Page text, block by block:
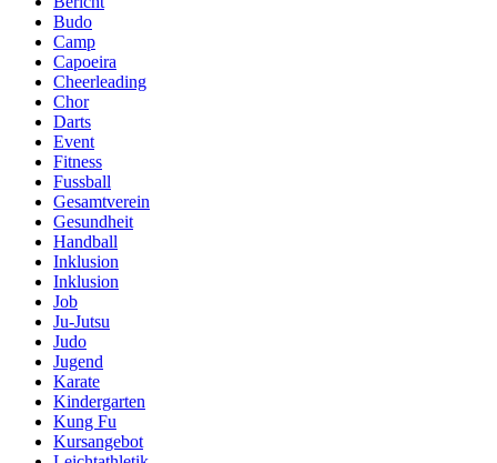
Budo
Camp
Capoeira
Cheerleading
Chor
Darts
Event
Fitness
Fussball
Gesamtverein
Gesundheit
Handball
Inklusion
Inklusion
Job
Ju-Jutsu
Judo
Jugend
Karate
Kindergarten
Kung Fu
Kursangebot